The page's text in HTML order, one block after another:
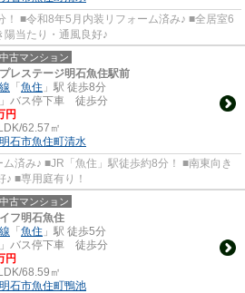
！ ■令和8年5月内装リフォーム済み♪ ■全居室6
当たり・通風良好♪
古マンション
レステージ明石魚住駅前
「魚住 」駅 徒歩8分
」バス停下車 徒歩分
円
62.57㎡
明石市魚住町清水
済み♪ ■JR「魚住」駅徒歩約8分！ ■南東向き
■専用庭有り！
古マンション
フ明石魚住
「魚住 」駅 徒歩5分
」バス停下車 徒歩分
円
68.59㎡
明石市魚住町鴨池